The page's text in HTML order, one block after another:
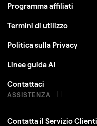
Programma affiliati
Termini di utilizzo
Politica sulla Privacy
Linee guida AI
Contattaci
ASSISTENZA
Contatta il Servizio Clienti